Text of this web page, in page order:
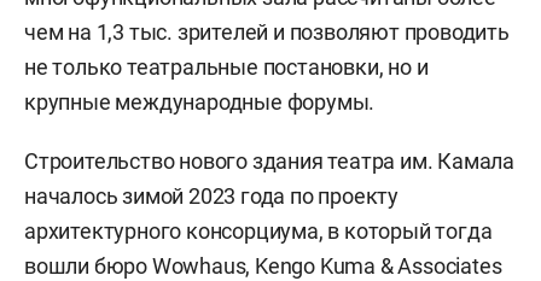
чем на 1,3 тыс. зрителей и позволяют проводить
не только театральные постановки, но и
крупные международные форумы.
Строительство нового здания театра им. Камала
началось зимой 2023 года по проекту
архитектурного консорциума, в который тогда
вошли бюро Wowhaus, Kengo Kuma & Associates